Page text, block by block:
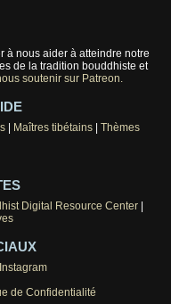
à nous aider à atteindre notre
de la tradition bouddhiste et
soutenir sur Patreon.
| Maîtres tibétains| Thèmes
Digital Resource Center|
Instagram
de Confidentialité